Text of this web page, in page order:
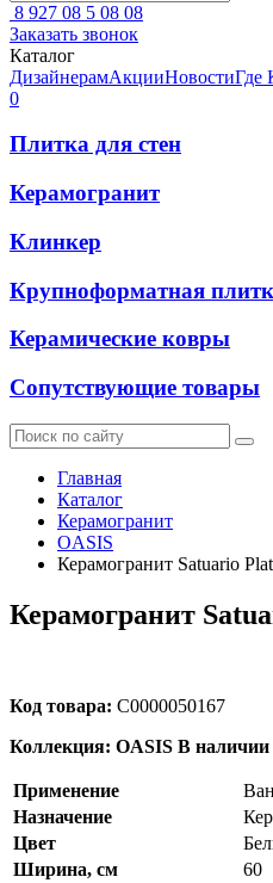
8 927 08 5 08 08
Заказать звонок
Каталог
ДизайнерамАкцииНовостиГде
0
Плитка для стен
Керамогранит
Клинкер
Крупноформатная
Керамические ковры
Сопутствующие товары
Главная
Каталог
Керамогранит
OASIS
Керамогранит Satuario
Керамогранит
Код товара: С0000050167
Коллекция: OASIS В наличии
Применение
Назначение
Цвет
Ширина, см
60